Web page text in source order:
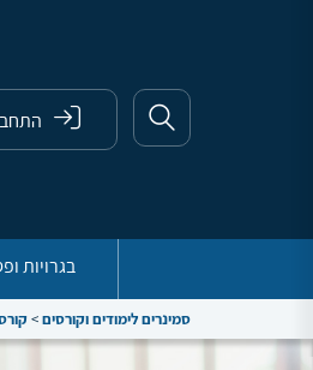
בגרויות
סמינרים לימודים וקורסים>